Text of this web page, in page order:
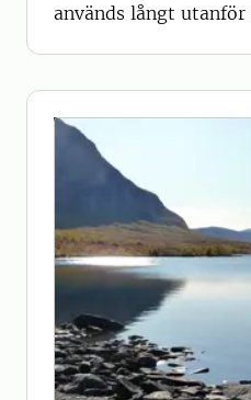
används långt utanför